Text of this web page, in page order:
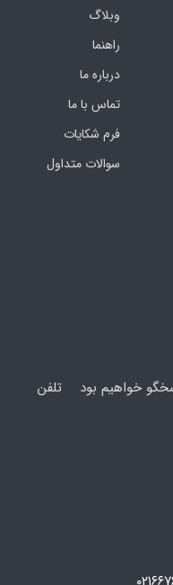
وبلاگ
راهنما
درباره ما
تماس با ما
فرم‌ شکایات
سوالات متداول
خواهیم بود تلفن